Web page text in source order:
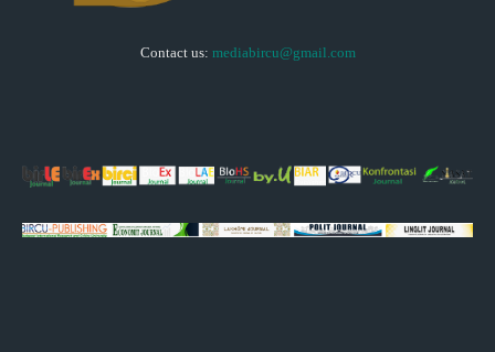
Contact us: mediabircu@gmail.com